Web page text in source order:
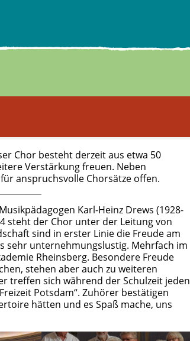
Chor besteht derzeit aus etwa 50
Verstärkung freuen. Neben
anspruchsvolle Chorsätze offen.
Karl-Heinz Drews (1928-
steht der Chor unter der Leitung von
sind in erster Linie die Freude am
sehr unternehmungslustig. Mehrfach im
Rheinsberg. Besondere Freude
stehen aber auch zu weiteren
treffen sich während der Schulzeit jeden
Potsdam“. Zuhörer bestätigen
hätten und es Spaß mache, uns